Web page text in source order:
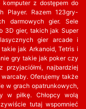
z dostępem do
Player. Razem 123gry-
darmowych gier. Sele
3D gier, takich jak Super
gier arcade i
jak Arkanoid, Tetris i
gry takie jak poker czy
najbardziej
Oferujemy także
w grach opatrunkowych,
w piłkę. Chłopcy wolą
tutaj wspomnieć